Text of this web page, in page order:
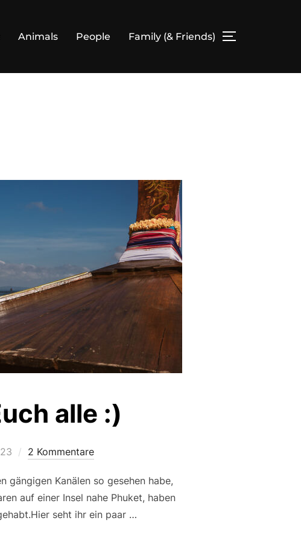
Animals People Family (& Friends)
alle :)
2 Kommentare
gängigen Kanälen so gesehen habe,
auf einer Insel nahe Phuket, haben
seht ihr ein paar …